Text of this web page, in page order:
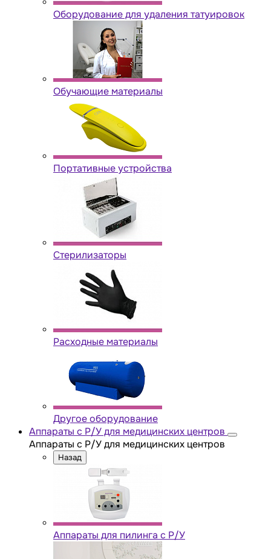
Оборудование для удаления татуировок
Обучающие материалы
Портативные устройства
Стерилизаторы
Расходные материалы
Другое оборудование
Аппараты с Р/У для медицинских центров
Аппараты с Р/У для медицинских центров
Назад
Аппараты для пилинга с Р/У